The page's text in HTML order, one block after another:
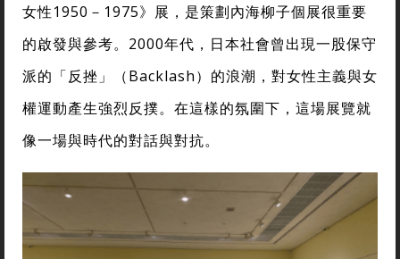
女性1950－1975》展，是策劃內海柳子個展很重要
的啟發與參考。2000年代，日本社會曾出現一股保守
派的「反挫」（Backlash）的浪潮，對女性主義與女
權運動產生強烈反撲。在這樣的氛圍下，這場展覽就
像一場與時代的對話與對抗。